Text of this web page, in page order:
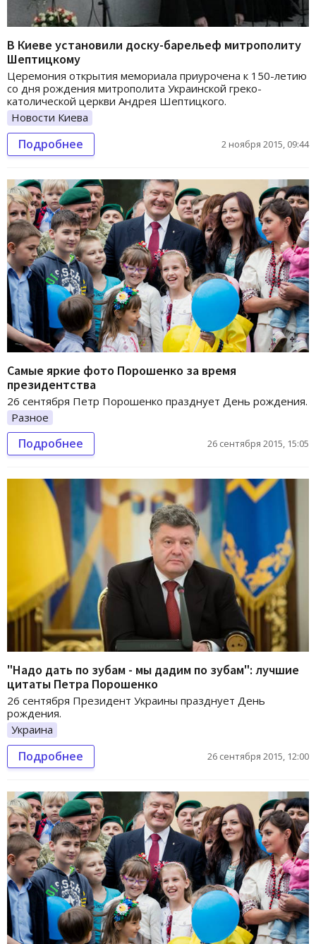
В Киеве установили доску-барельеф митрополиту
Шептицкому
Церемония открытия мемориала приурочена к 150-летию
со дня рождения митрополита Украинской греко-
католической церкви Андрея Шептицкого.
Новости Киева
Подробнее 2 ноября 2015, 09:44
Самые яркие фото Порошенко за время
президентства
26 сентября Петр Порошенко празднует День рождения.
Разное
Подробнее 26 сентября 2015, 15:05
"Надо дать по зубам - мы дадим по зубам": лучшие
цитаты Петра Порошенко
26 сентября Президент Украины празднует День
рождения.
Украина
Подробнее 26 сентября 2015, 12:00